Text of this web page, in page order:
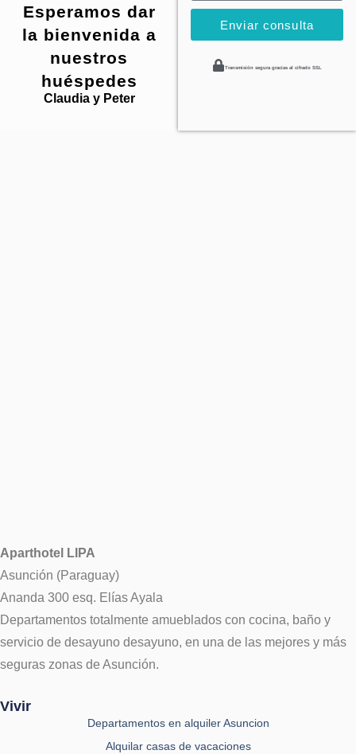
Esperamos dar
la bienvenida a
nuestros
huéspedes
Claudia y Peter
Enviar consulta
Transmisión segura gracias al cifrado SSL
Aparthotel LIPA
Asunción (Paraguay)
Ananda 300 esq. Elías Ayala
Departamentos totalmente amueblados con cocina, baño y
servicio de desayuno desayuno, en una de las mejores y más
seguras zonas de Asunción.
Vivir
Departamentos en alquiler Asuncion
Alquilar casas de vacaciones